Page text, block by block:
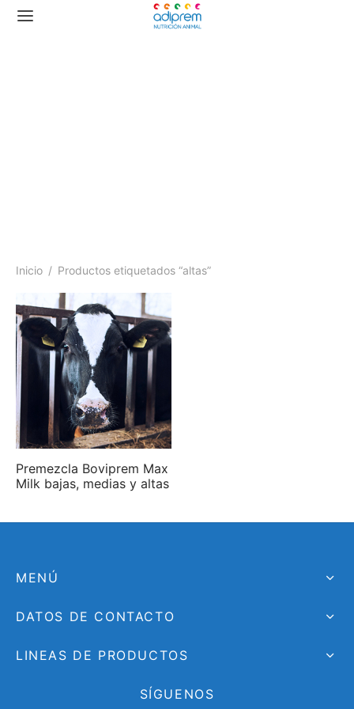
Inicio / Productos etiquetados “altas”
Premezcla Boviprem Max
Milk bajas, medias y altas
MENÚ
DATOS DE CONTACTO
LINEAS DE PRODUCTOS
SÍGUENOS